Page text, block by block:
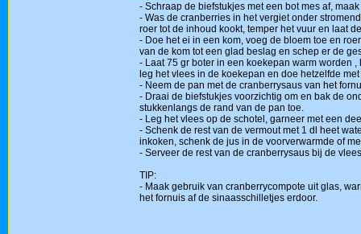
- Schraap de biefstukjes met een bot mes af,
- Was de cranberries in het vergiet onder
roer tot de inhoud kookt, temper het vuur en laat
- Doe het ei in een kom, voeg de bloem toe en
van de kom tot een glad beslag en schep er de
- Laat 75 gr boter in een koekepan warm worden
leg het vlees in de koekepan en doe hetzelfde
- Neem de pan met de cranberrysaus van het
- Draai de biefstukjes voorzichtig om en bak de
stukkenlangs de rand van de pan toe.
- Leg het vlees op de schotel, garneer met een
- Schenk de rest van de vermout met 1 dl heet
inkoken, schenk de jus in de voorverwarmde of
- Serveer de rest van de cranberrysaus bij de
TIP:
- Maak gebruik van cranberrycompote uit glas,
het fornuis af de sinaasschilletjes erdoor.